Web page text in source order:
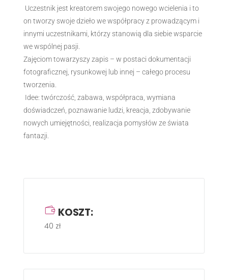
Uczestnik jest kreatorem swojego nowego wcielenia i to
on tworzy swoje dzieło we współpracy z prowadzącym i
innymi uczestnikami, którzy stanowią dla siebie wsparcie
we wspólnej pasji.
Zajęciom towarzyszy zapis – w postaci dokumentacji
fotograficznej, rysunkowej lub innej – całego procesu
tworzenia.
Idee: twórczość, zabawa, współpraca, wymiana
doświadczeń, poznawanie ludzi, kreacja, zdobywanie
nowych umiejętności, realizacja pomysłów ze świata
fantazji.
KOSZT:
40 zł